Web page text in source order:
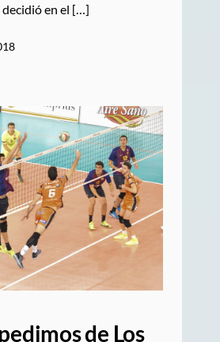
en el […]
de Los